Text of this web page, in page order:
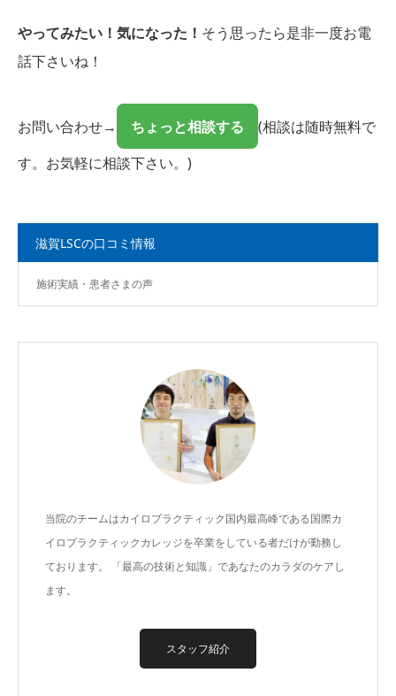
やってみたい！気になった！ そう思ったら是非一度お電
話下さいね！
お問い合わせ→ ちょっと相談する
(相談は随時無料で
す。お気軽に相談下さい。)
滋賀LSCの口コミ情報
施術実績・患者さまの声
当院のチームはカイロプラクティック国内最高峰である国際カ
イロプラクティックカレッジを卒業をしている者だけが勤務し
ております。 「最高の技術と知識」であなたのカラダのケアし
ます。
スタッフ紹介